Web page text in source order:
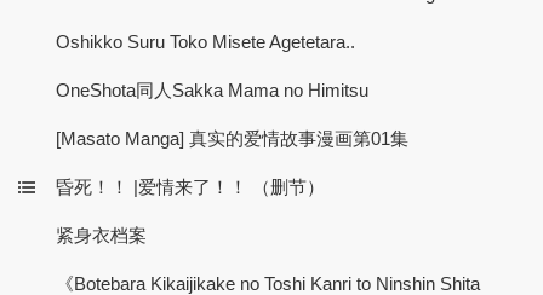
Oshikko Suru Toko Misete Agetetara..
OneShota同人Sakka Mama no Himitsu
[Masato Manga] 真实的爱情故事漫画第01集
昏死！！ |爱情来了！！ （删节）
紧身衣档案
《Botebara Kikaijikake no Toshi Kanri to Ninshin Shita